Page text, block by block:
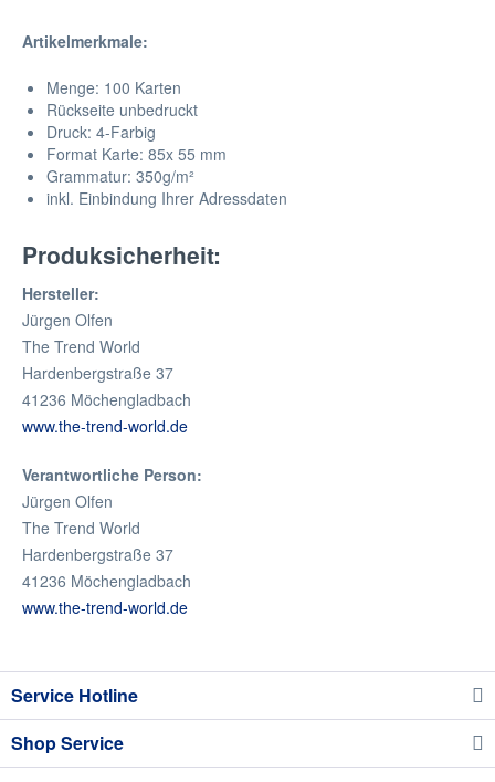
Artikelmerkmale:
Menge: 100 Karten
Rückseite unbedruckt
Druck: 4-Farbig
Format Karte: 85x 55 mm
Grammatur: 350g/m²
inkl. Einbindung Ihrer Adressdaten
Produksicherheit:
Hersteller:
Jürgen Olfen
The Trend World
Hardenbergstraße 37
41236 Möchengladbach
www.the-trend-world.de
Verantwortliche Person:
Jürgen Olfen
The Trend World
Hardenbergstraße 37
41236 Möchengladbach
www.the-trend-world.de
Service Hotline
Shop Service